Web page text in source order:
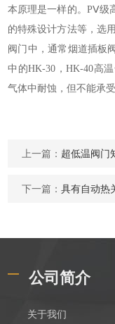
本原理是一样的。PⅤ级
的特殊设计方法等，选
阀门中，通常烟道插板
中的HK-30，HK-40高
气体中耐蚀，但不能承
上一篇： 超低温阀门
下一篇：具有自动热
公司简介
关于我们